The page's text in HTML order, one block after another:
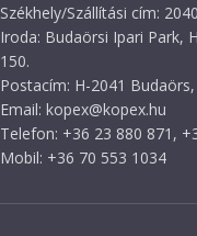
Székhely/Szállítási cím:
Iroda: Budaörsi Ipari Park,
150.
Postacím: H-2041 Budaörs,
Email: kopex@kopex.hu
Telefon: +36 23 880 871,
Mobil: +36 70 553 1034